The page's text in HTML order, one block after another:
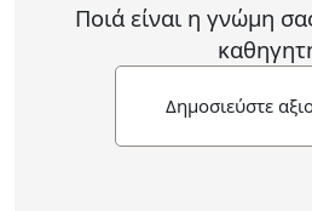
Ποιά είναι η γνώμη
Δημοσιεύστε